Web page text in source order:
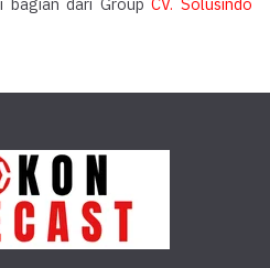
bagian dari GroupCV. Solusindo